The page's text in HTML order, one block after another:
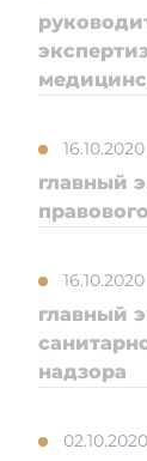
Адалдық
Единый
16.10.2020
главный
16.10.2020
главный
надзора
02.10.2020